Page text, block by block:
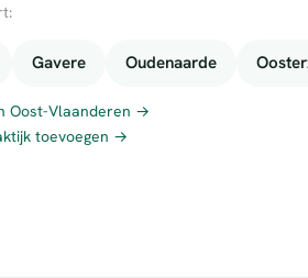
Gavere Oudenaarde
Oost-Vlaanderen →
toevoegen →